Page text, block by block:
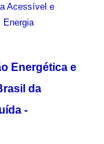
Acessível e
Energia
Energética e
da
-